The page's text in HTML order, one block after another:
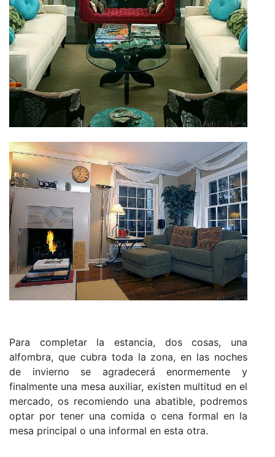
Para completar la estancia, dos cosas, una
alfombra, que cubra toda la zona, en las noches
de invierno se agradecerá enormemente y
finalmente una mesa auxiliar, existen multitud en el
mercado, os recomiendo una abatible, podremos
optar por tener una comida o cena formal en la
mesa principal o una informal en esta otra.